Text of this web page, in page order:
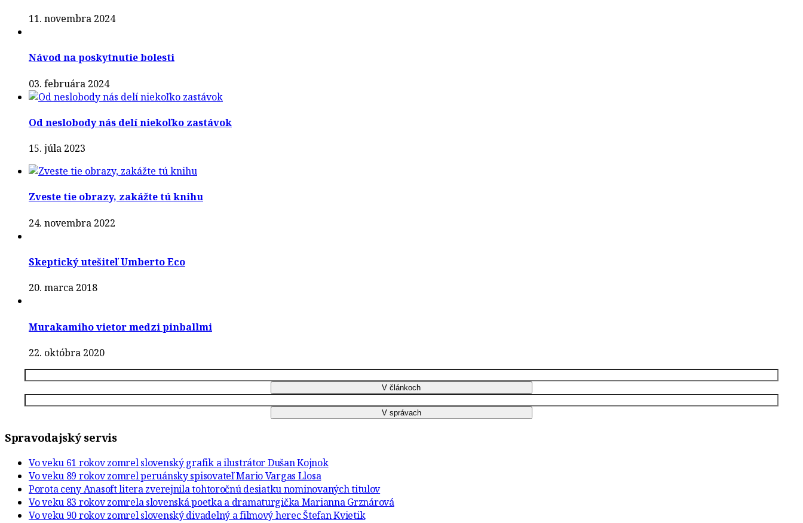
11. novembra 2024
Návod na poskytnutie bolesti
03. februára 2024
Od neslobody nás delí niekoľko zastávok
15. júla 2023
Zveste tie obrazy, zakážte tú knihu
24. novembra 2022
Skeptický utešiteľ Umberto Eco
20. marca 2018
Murakamiho vietor medzi pinballmi
22. októbra 2020
Spravodajský servis
Vo veku 61 rokov zomrel slovenský grafik a ilustrátor Dušan Kojnok
Vo veku 89 rokov zomrel peruánsky spisovateľ Mario Vargas Llosa
Porota ceny Anasoft litera zverejnila tohtoročnú desiatku nominovaných titulov
Vo veku 83 rokov zomrela slovenská poetka a dramaturgička Marianna Grznárová
Vo veku 90 rokov zomrel slovenský divadelný a filmový herec Štefan Kvietik